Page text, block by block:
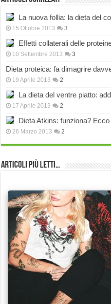
La nuova follia: la dieta del
15 Ottobre 2013 3
Effetti collaterali delle
10 Settembre 2013 3
Dieta proteica: fa dimagrire
19 Aprile 2013 2
La dieta del ventre piatto:
17 Aprile 2013 2
Dieta Atkins: funziona? Ecco
26 Marzo 2013 2
Articoli più Letti…